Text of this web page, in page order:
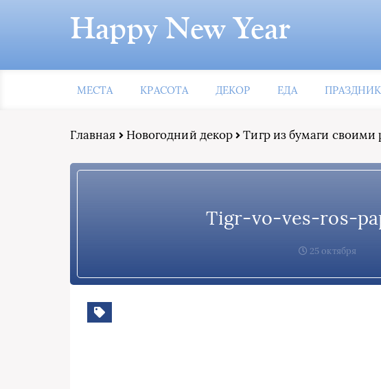
Happy New Year
МЕСТА КРАСОТА ДЕКОР ЕДА ПРАЗДНИК
Главная Новогодний декор Тигр из бумаги своими
Tigr-vo-ves-ros-
25 октября